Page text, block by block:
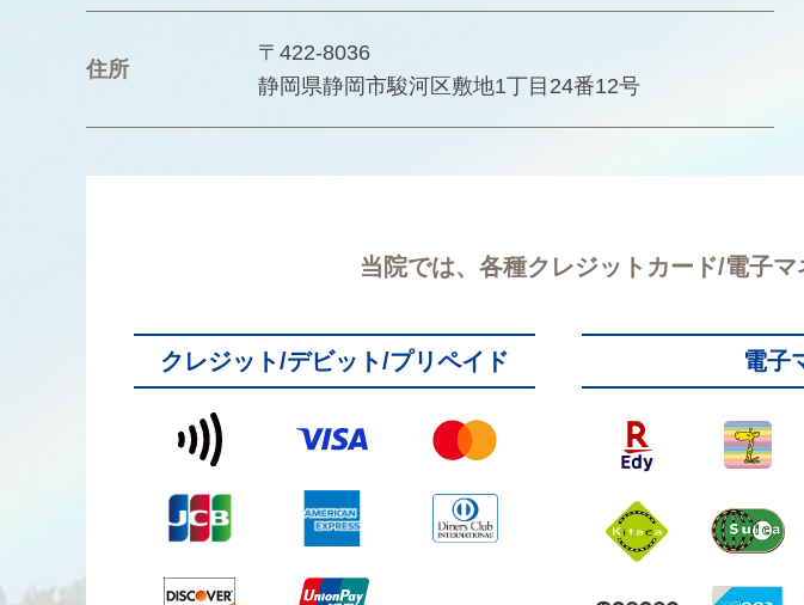
住所
〒422-8036
静岡県静岡市駿河区 敷地1丁目24番12号
当院では、各種クレジットカード/電子
クレジット/デビット/プリペイド 電子